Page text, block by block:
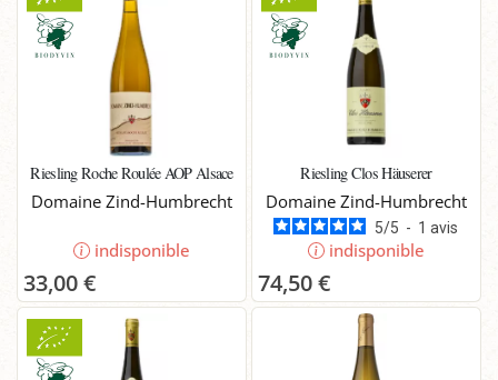
Riesling Roche Roulée AOP Alsace
Domaine Zind-Humbrecht
indisponible
33,00 €
Riesling Clos Häuserer
Domaine Zind-Humbrecht
5/5 - 1avis
indisponible
74,50 €